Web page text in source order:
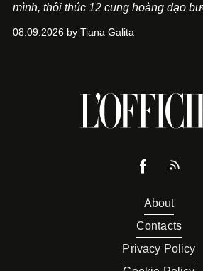
mình, thôi thúc 12 cung hoàng đạo
08.09.2026 by Tiana Galita
About
Contacts
Privacy Policy